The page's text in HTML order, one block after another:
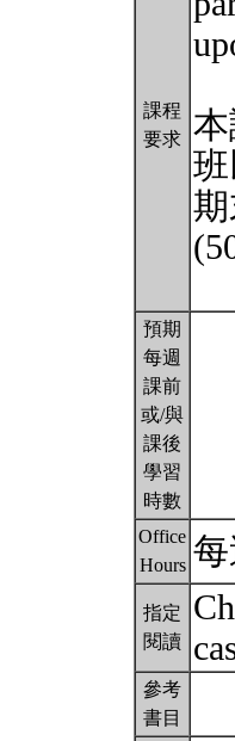
課程
要求
預期
每週
課前
或/與
課後
學習
時數
Office
Hours 每
指定
閱讀
參考
書目